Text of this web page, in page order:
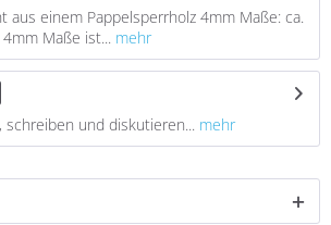
aus einem Pappelsperrholz 4mm Maße: ca.
Maße ist... mehr
schreiben und diskutieren... mehr